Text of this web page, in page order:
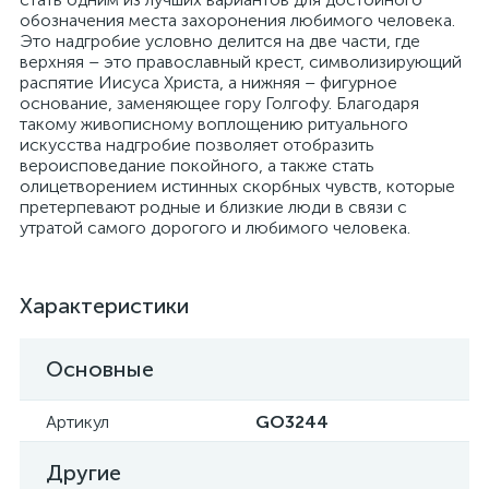
обозначения места захоронения любимого человека.
Это надгробие условно делится на две части, где
верхняя – это православный крест, символизирующий
распятие Иисуса Христа, а нижняя – фигурное
основание, заменяющее гору Голгофу. Благодаря
такому живописному воплощению ритуального
искусства надгробие позволяет отобразить
вероисповедание покойного, а также стать
олицетворением истинных скорбных чувств, которые
претерпевают родные и близкие люди в связи с
утратой самого дорогого и любимого человека.
Характеристики
Основные
Артикул GO3244
Другие